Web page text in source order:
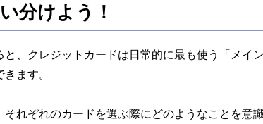
分けよう！
、クレジットカードは日常的に最も使う「メイ
ます。
れぞれのカードを選ぶ際にどのようなことを意